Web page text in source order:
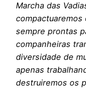
Marcha das
sempre prontas
companheiras
diversidade de
apenas
destruiremos os